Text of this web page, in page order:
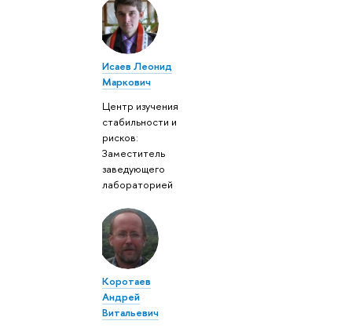
Исаев Леонид
Маркович
Центр изучения
стабильности и
рисков:
Заместитель
заведующего
лабораторией
Коротаев
Андрей
Витальевич